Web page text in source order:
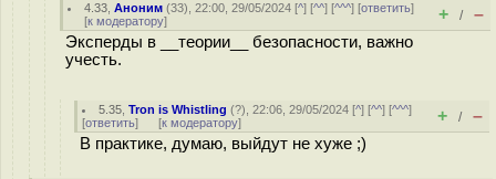
4.33 ,Аноним (33), 22:00, 29/05/2024 [^] [^^] [^^^] [ответить]
[к модератору] + / –
Эксперды в __теории__ безопасности, важно
учесть.
5.35 ,Tron is Whistling (?), 22:06, 29/05/2024 [^] [^^] [^^^]
[ответить] [к модератору] + / –
В практике, думаю, выйдут не хуже ;)